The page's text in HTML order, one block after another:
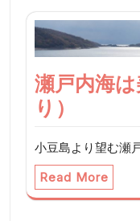
ョ
瀬戸内海
り）
小豆島より望む瀬
Read More